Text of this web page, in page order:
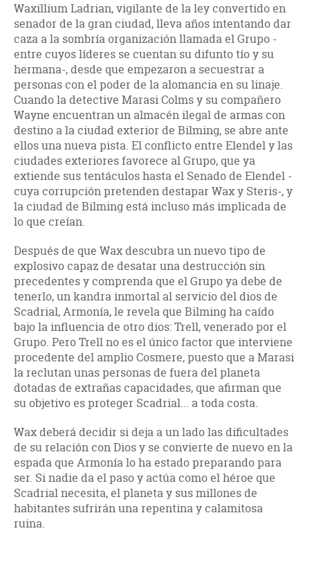
Waxillium Ladrian, vigilante de la ley convertido en
senador de la gran ciudad, lleva años intentando dar
caza a la sombría organización llamada el Grupo -
entre cuyos líderes se cuentan su difunto tío y su
hermana-, desde que empezaron a secuestrar a
personas con el poder de la alomancia en su linaje.
Cuando la detective Marasi Colms y su compañero
Wayne encuentran un almacén ilegal de armas con
destino a la ciudad exterior de Bilming, se abre ante
ellos una nueva pista. El conflicto entre Elendel y las
ciudades exteriores favorece al Grupo, que ya
extiende sus tentáculos hasta el Senado de Elendel -
cuya corrupción pretenden destapar Wax y Steris-, y
la ciudad de Bilming está incluso más implicada de
lo que creían.
Después de que Wax descubra un nuevo tipo de
explosivo capaz de desatar una destrucción sin
precedentes y comprenda que el Grupo ya debe de
tenerlo, un kandra inmortal al servicio del dios de
Scadrial, Armonía, le revela que Bilming ha caído
bajo la influencia de otro dios: Trell, venerado por el
Grupo. Pero Trell no es el único factor que interviene
procedente del amplio Cosmere, puesto que a Marasi
la reclutan unas personas de fuera del planeta
dotadas de extrañas capacidades, que afirman que
su objetivo es proteger Scadrial... a toda costa.
Wax deberá decidir si deja a un lado las dificultades
de su relación con Dios y se convierte de nuevo en la
espada que Armonía lo ha estado preparando para
ser. Si nadie da el paso y actúa como el héroe que
Scadrial necesita, el planeta y sus millones de
habitantes sufrirán una repentina y calamitosa
ruina.